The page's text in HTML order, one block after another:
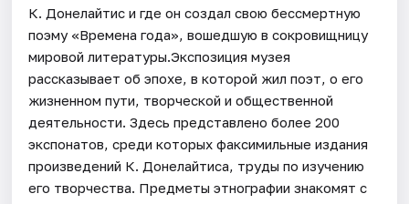
К. Донелайтис и где он создал свою бессмертную
поэму «Времена года», вошедшую в сокровищницу
мировой литературы.Экспозиция музея
рассказывает об эпохе, в которой жил поэт, о его
жизненном пути, творческой и общественной
деятельности. Здесь представлено более 200
экспонатов, среди которых факсимильные издания
произведений К. Донелайтиса, труды по изучению
его творчества. Предметы этнографии знакомят с